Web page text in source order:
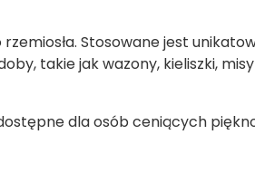
Stosowane jest
takie jak wazony, kieliszki,
dla osób ceniących